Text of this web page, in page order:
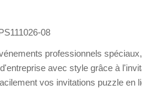
08
professionnels
avec style grâce à
vos invitations puzzle en